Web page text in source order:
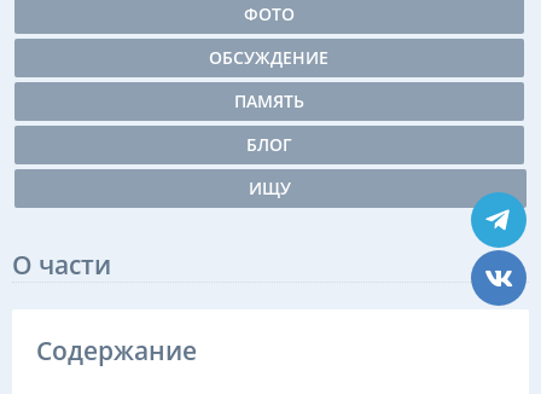
ФОТО
ОБСУЖДЕНИЕ
ПАМЯТЬ
БЛОГ
ИЩУ
О части
Содержание